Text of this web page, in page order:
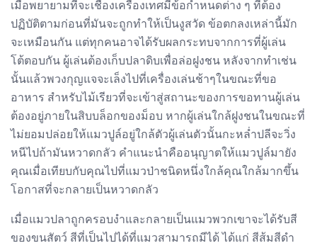
เมื่อพยายามที่จะเชื่องเครื่องเทศมีข้อกำหนดต่าง ๆ ที่ต้อง
ปฏิบัติตามก่อนที่มันจะถูกทำให้เป็นงูสวัด ข้อตกลงเหล่านี้มัก
จะเหมือนกัน แต่ทุกคนอาจได้รับผลกระทบจากการที่ผู้เล่น
โต้ตอบกัน ผู้เล่นต้องเก็บปลาดิบเพื่อล่อฝูงชน หลังจากทำเช่น
นั้นแล้วพวงกุญแจจะเล็งไปที่เครื่องเล่นช้าๆในขณะที่ขอ
อาหาร สำหรับไม้เรียวที่จะเข้าสู่สถานะของการขอทานผู้เล่น
ต้องอยู่ภายในสิบบล็อกของม็อบ หากผู้เล่นใกล้ฝูงชนในขณะที่
ไม่ยอมปล่อยให้แมวปูล์อยู่ใกล้ตัวผู้เล่นตัวนั้นกะหล่ำปลีจะวิ่ง
หนีไปถ้ามันหวาดกลัว คำแนะนำคืออนุญาตให้แมวปูล์มายัง
คุณเมื่อเทียบกับคุณไปที่แมวป่าชนิดหนึ่งใกล้คุณใกล้มากขึ้น
โอกาสที่จะกลายเป็นหวาดกลัว
เมื่อแมวปลาถูกครอบงำและกลายเป็นแมวพวกเขาจะได้รับสี
ของขนสัตว์ สีที่เป็นไปได้ที่แมวสามารถมีได้ ได้แก่ สีส้มสีดำ